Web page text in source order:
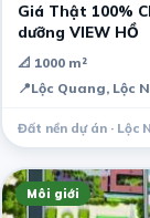
Giá Thật 100%
dưỡng VIEW HỒ
📐 1000 m²
📍Lộc Quang, Lộc
Đất nền dự án · Lộc
Môi giới